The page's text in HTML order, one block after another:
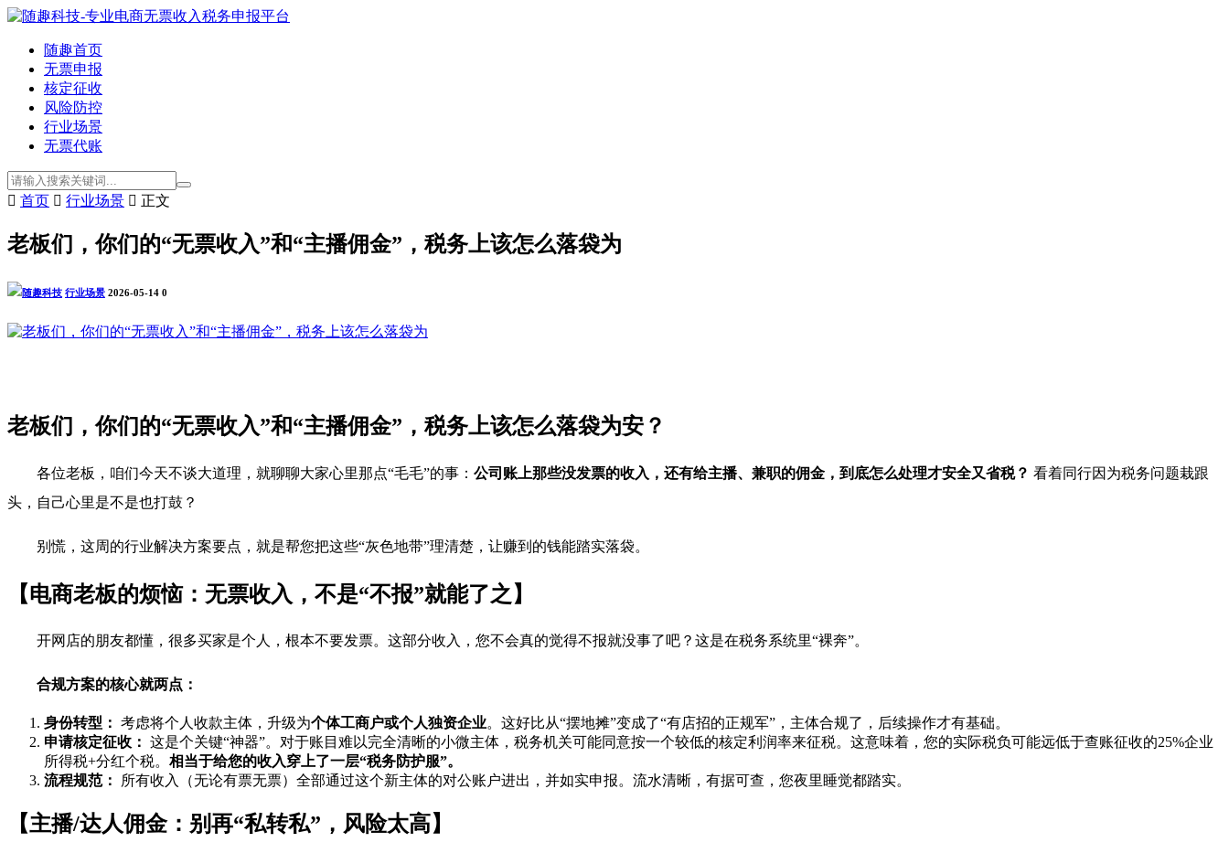
随趣首页
无票申报
核定征收
风险防控
行业场景
无票代账
 首页  行业场景  正文
老板们，你们的“无票收入”和“主播佣金”，税务上该怎么落袋为
随趣科技 行业场景 2026-05-14 0
老板们，你们的“无票收入”和“主播佣金”，税务上该怎么落袋为安？
各位老板，咱们今天不谈大道理，就聊聊大家心里那点“毛毛”的事： 公司账上那些没发票的收入，还有给主播、兼职的佣金，到底怎么处理才安全又省税？ 看着同行因为税务问题栽跟
头，自己心里是不是也打鼓？
别慌，这周的行业解决方案要点，就是帮您把这些“灰色地带”理清楚，让赚到的钱能踏实落袋。
【电商老板的烦恼：无票收入，不是“不报”就能了之】
开网店的朋友都懂，很多买家是个人，根本不要发票。这部分收入，您不会真的觉得不报就没事了吧？这是在税务系统里“裸奔”。
合规方案的核心就两点：
身份转型： 考虑将个人收款主体，升级为个体工商户或个人独资企业。这好比从“摆地摊”变成了“有店招的正规军”，主体合规了，后续操作才有基础。
申请核定征收： 这是个关键“神器”。对于账目难以完全清晰的小微主体，税务机关可能同意按一个较低的核定利润率来征税。这意味着，您的实际税负可能远低于查账征收的25%企业
所得税+分红个税。 相当于给您的收入穿上了一层“税务防护服”。
流程规范：
所有收入（无论有票无票）全部通过这个新主体的对公账户进出，并如实申报。流水清晰，有据可查，您夜里睡觉都踏实。
【主播/达人佣金：别再“私转私”，风险太高】